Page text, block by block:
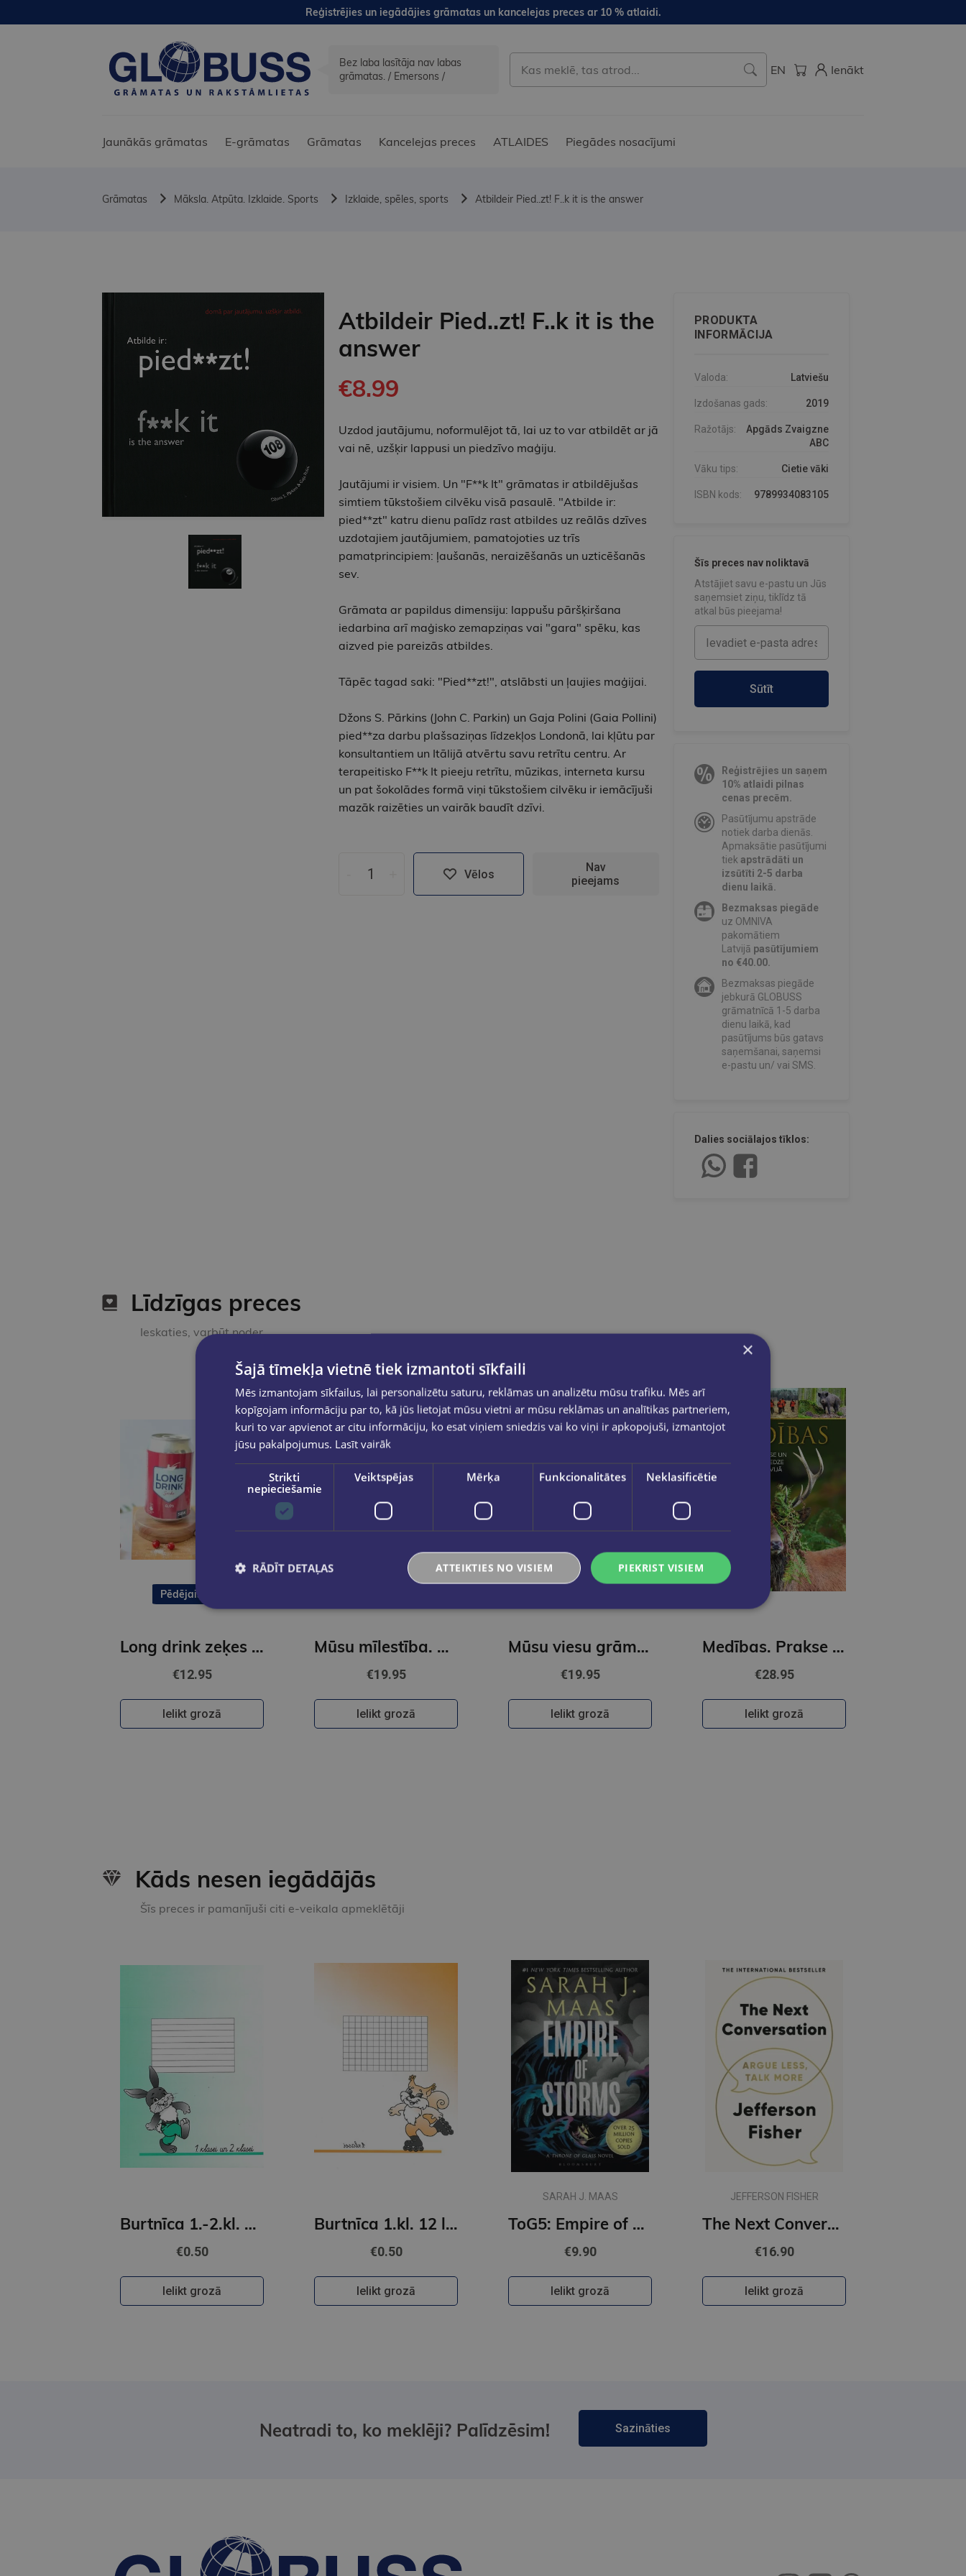
Reģistrējies un iegādājies grāmatas un kancelejas preces ar 10 % atlaidi.
Bez laba lasītāja nav labas
grāmatas. / Emersons /
EN Ienākt
Jaunākās grāmatas E-grāmatas Grāmatas Kancelejas preces ATLAIDES Piegādes nosacījumi
Grāmatas Māksla. Atpūta. Izklaide. Sports Izklaide, spēles, sports Atbildeir Pied..zt! F..k it is the answer
Atbildeir Pied..zt! F..k it is the
answer
€8.99
Uzdod jautājumu, noformulējot tā, lai uz to var atbildēt ar jā
vai nē, uzšķir lappusi un piedzīvo maģiju.
Jautājumi ir visiem. Un "F**k It" grāmatas ir atbildējušas
simtiem tūkstošiem cilvēku visā pasaulē. "Atbilde ir:
pied**zt" katru dienu palīdz rast atbildes uz reālās dzīves
uzdotajiem jautājumiem, pamatojoties uz trīs
pamatprincipiem: ļaušanās, neraizēšanās un uzticēšanās
sev.
Grāmata ar papildus dimensiju: lappušu pāršķiršana
iedarbina arī maģisko zemapziņas vai "gara" spēku, kas
aizved pie pareizās atbildes.
Tāpēc tagad saki: "Pied**zt!", atslābsti un ļaujies maģijai.
Džons S. Pārkins (John C. Parkin) un Gaja Polini (Gaia Pollini)
pied**za darbu plašsaziņas līdzekļos Londonā, lai kļūtu par
konsultantiem un Itālijā atvērtu savu retrītu centru. Ar
terapeitisko F**k It pieeju retrītu, mūzikas, interneta kursu
un pat šokolādes formā viņi tūkstošiem cilvēku ir iemācījuši
mazāk raizēties un vairāk baudīt dzīvi.
Vēlos
Nav
pieejams
PRODUKTA
INFORMĀCIJA
Valoda: Latviešu
Izdošanas gads: 2019
Ražotājs:
Apgāds Zvaigzne
ABC
Vāku tips: Cietie vāki
ISBN kods: 9789934083105
Šīs preces nav noliktavā
Atstājiet savu e-pastu un Jūs
saņemsiet ziņu, tiklīdz tā
atkal būs pieejama!
Sūtīt
Reģistrējies un saņem
10% atlaidi pilnas
cenas precēm.
Pasūtījumu apstrāde
notiek darba dienās.
Apmaksātie pasūtījumi
tiekapstrādāti un
izsūtīti 2-5 darba
dienu laikā.
Bezmaksas piegāde
uz OMNIVA
pakomātiem
Latvijā pasūtījumiem
no €40.00.
Bezmaksas piegāde
jebkurā GLOBUSS
grāmatnīcā 1-5 darba
dienu laikā, kad
pasūtījums būs gatavs
saņemšanai, saņemsi
e-pastu un/ vai SMS.
Dalies sociālajos tīklos:
Līdzīgas preces
Ieskaties, varbūt noder
Pēdējais eks.
Long drink zeķes 40-46 sarkanas
€12.95
Ielikt grozā
Mūsu mīlestība. Kāzu albums
€19.95
Ielikt grozā
Mūsu viesu grāmata
€19.95
Ielikt grozā
Medības. Prakse un pieredze Latvijā
€28.95
Ielikt grozā
Kāds nesen iegādājās
Šīs preces ir pamanījuši citi e-veikala apmeklētāji
Burtnīca 1.-2.kl. 12 lapas līniju
€0.50
Ielikt grozā
Burtnīca 1.kl. 12 lapas lielrūtiņu
€0.50
Ielikt grozā
SARAH J. MAAS
ToG5: Empire of Storms: From the best-selling author of A Court of Thorns and Roses
€9.90
Ielikt grozā
JEFFERSON FISHER
The Next Conversation : Argue Less, Talk More
€16.90
Ielikt grozā
Neatradi to, ko meklēji? Palīdzēsim! Sazināties
×
Šajā tīmekļa vietnē tiek izmantoti sīkfaili
Mēs izmantojam sīkfailus, lai personalizētu saturu, reklāmas un analizētu mūsu trafiku. Mēs arī
kopīgojam informāciju par to, kā jūs lietojat mūsu vietni ar mūsu reklāmas un analītikas partneriem,
kuri to var apvienot ar citu informāciju, ko esat viņiem sniedzis vai ko viņi ir apkopojuši, izmantojot
jūsu pakalpojumus. Lasīt vairāk
Strikti
nepieciešamie
Veiktspējas Mērķa Funkcionalitātes Neklasificētie
PIEKRIST VISIEM
ATTEIKTIES NO VISIEM
RĀDĪT DETAĻAS